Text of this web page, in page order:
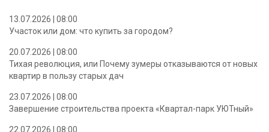
13.07.2026 | 08:00
Участок или дом: что купить за городом?
20.07.2026 | 08:00
Тихая революция, или Почему зумеры отказываются от новых
квартир в пользу старых дач
23.07.2026 | 08:00
Завершение строительства проекта «Квартал-парк УЮТный»
22.07.2026 | 08:00